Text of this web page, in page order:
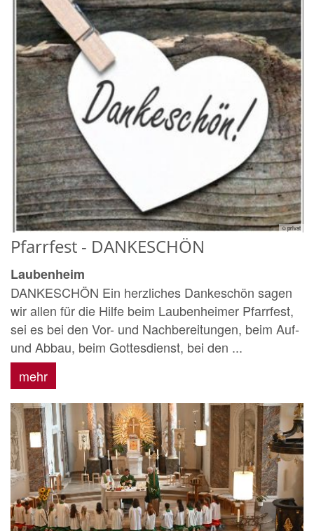
© privat
Pfarrfest - DANKESCHÖN
Laubenheim
DANKESCHÖN Ein herzliches Dankeschön sagen
wir allen für die Hilfe beim Laubenheimer Pfarrfest,
sei es bei den Vor- und Nachbereitungen, beim Auf-
und Abbau, beim Gottesdienst, bei den ...
mehr